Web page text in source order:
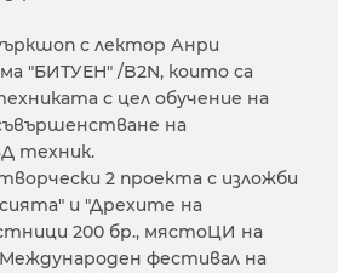
с лектор Анри
"БИТУЕН" /B2N, които са
с цел обучение на
на
техник.
2 проекта с изложби
и "Дрехите на
200 бр., мястоЦИ на
Международен фестивал на